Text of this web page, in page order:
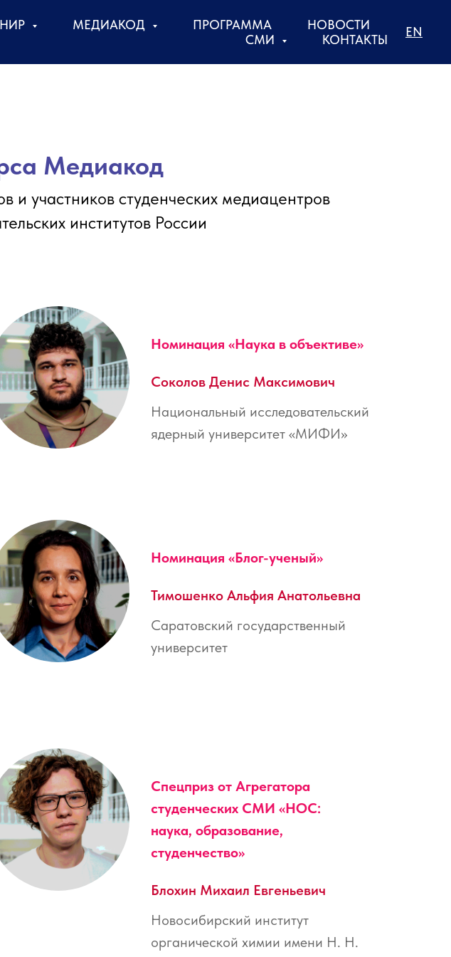
МЕДИАКОД ПРОГРАММА
НОВОСТИ
СМИ
КОНТАКТЫ
EN
Медиакод
и участников студенческих медиацентров
институтов России
Номинация «Наука в объективе»
Соколов Денис Максимович
Национальный исследовательский
ядерный университет «МИФИ»
Номинация «Блог-ученый»
Тимошенко Альфия Анатольевна
Саратовский государственный
университет
Спецприз от Агрегатора
студенческих СМИ «НОС:
наука, образование,
студенчество»
Блохин Михаил Евгеньевич
Новосибирский институт
органической химии имени Н. Н.